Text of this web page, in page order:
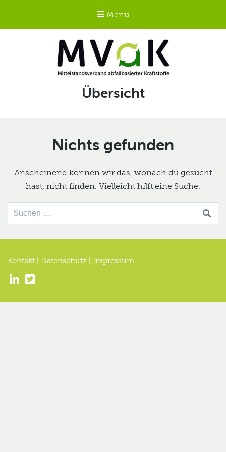
Menü
Mittelstandsverband
abfallbasierter
Schlagwort:
Übersicht
Nichts gefunden
Anscheinend können wir das, wonach du gesucht
hast, nicht finden. Vielleicht hilft eine Suche.
Suche
nach:
Kontakt Datenschutz Impressum